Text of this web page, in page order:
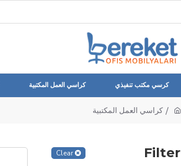
كرسي مكتب تنفيذي كراسي العمل المكتبية
كراسي العمل المكتبية
Filter
Clear